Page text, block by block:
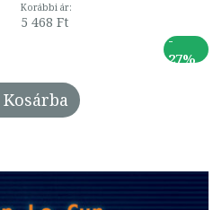
Korábbi ár:
5 468 Ft
-
27%
Kosárba